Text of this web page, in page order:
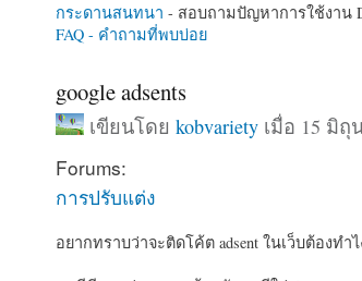
กระดานสนทนา - สอบถามปัญหาการใช้งาน
FAQ - คำถามที่พบบ่อย
google adsents
เขียนโดยkobvariety เมื่อ 15 มิถุ
Forums:
การปรับแต่ง
อยากทราบว่าจะติดโค้ต adsent ในเว็บต้องทำ